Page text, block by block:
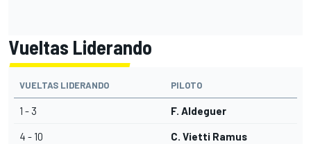
Vueltas Liderando
VUELTAS LIDERANDO PILOTO
1 - 3 F. Aldeguer
4 - 10 C. Vietti Ramus